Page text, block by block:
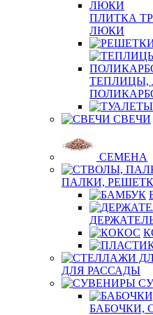
ПЛИТКА
ЛЮКИ
ТЕПЛИЦЫ,
СВЕЧИ
СЕМЕНА
ПАЛКИ,
ДЛЯ РАССАДЫ
БАБОЧКИ,